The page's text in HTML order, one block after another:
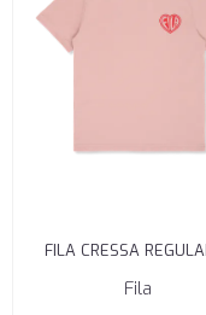
FILA CRESSA
SKJORTE PINK
Fila